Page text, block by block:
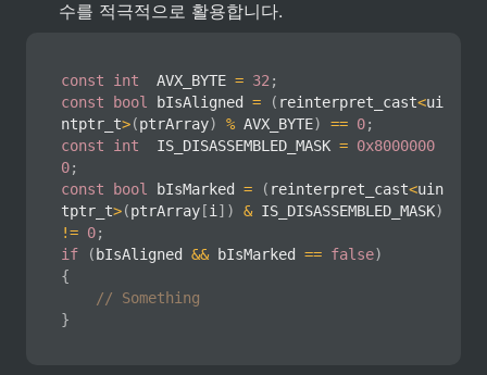
수를 적극적으로 활용합니다.
const int
  AVX_BYTE
= 32;
const
bool bIsAligned = ( reinterpret_cast<ui
ntptr_t>(ptrArray) % AVX_BYTE) == 0;
const
int
  IS_DISASSEMBLED_MASK
= 0x8000000
0;
const
bool bIsMarked = ( reinterpret_cast<uin
tptr_t>(ptrArray [i] ) & IS_DISASSEMBLED_MASK)
!= 0;
if
( bIsAligned && bIsMarked == false)
{
// Something
}